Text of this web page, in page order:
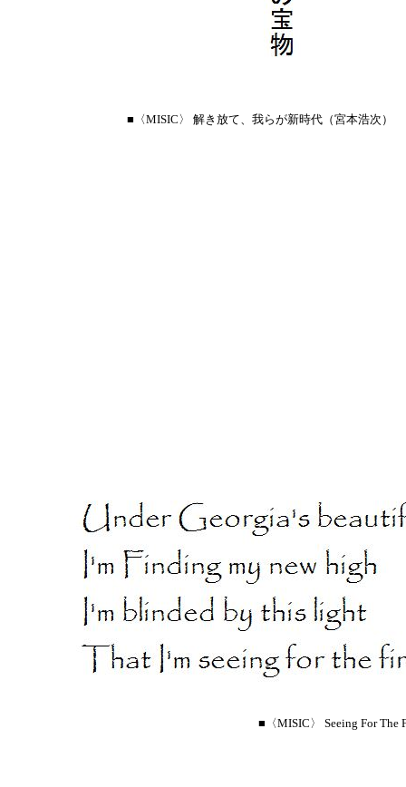
■〈MISIC〉 解き放て、我らが新時代（宮本浩次）
■〈MISIC〉 Seeing For The